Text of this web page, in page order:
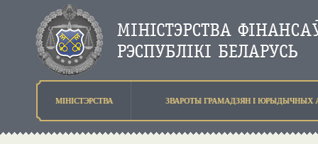
МIНIСТЭРСТВА ЗВАРОТЫ ГРАМАДЗЯН I ЮРЫДЫЧНЫХ